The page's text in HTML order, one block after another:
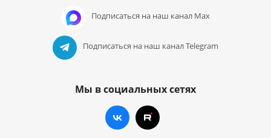
Подписаться на наш канал Max
Подписаться на наш канал Telegram
Мы в социальных сетях